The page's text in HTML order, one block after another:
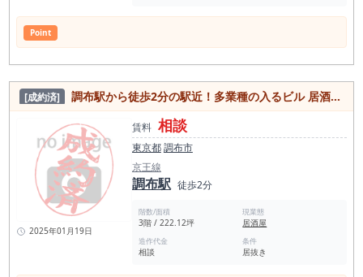
Point
[成約済] 調布駅から徒歩2分の駅近！多業種の入るビル 居酒屋内装の居抜きとスケルトンの同フロア２区画の物件
2025年01月19日
賃料 相談
東京都調布市
京王線
調布駅 徒歩2分
階数/面積
3階 / 222.12坪
現業態
居酒屋
造作代金
相談
条件
居抜き